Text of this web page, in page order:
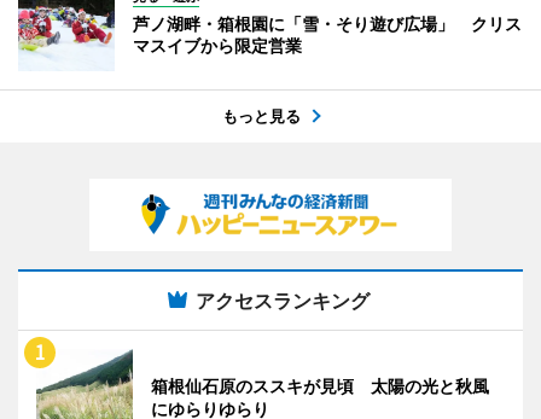
芦ノ湖畔・箱根園に「雪・そり遊び広場」 クリス
マスイブから限定営業
もっと見る
アクセスランキング
箱根仙石原のススキが見頃 太陽の光と秋風
にゆらりゆらり